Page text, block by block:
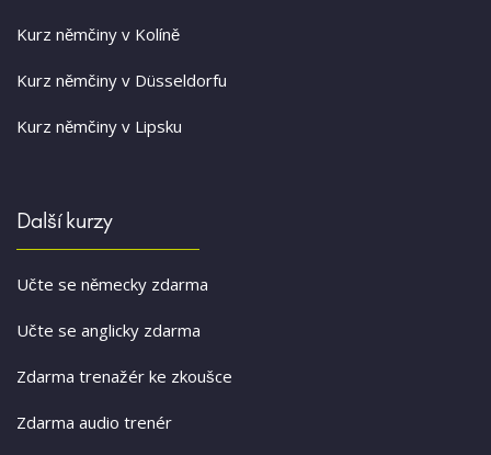
Kurz němčiny v Kolíně
Kurz němčiny v Düsseldorfu
Kurz němčiny v Lipsku
Další kurzy
Učte se německy zdarma
Učte se anglicky zdarma
Zdarma trenažér ke zkoušce
Zdarma audio trenér